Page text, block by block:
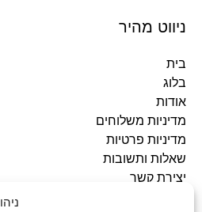
ניווט מהיר
בית
בלוג
אודות
מדיניות משלוחים
מדיניות פרטיות
שאלות ותשובות
יצירת קשר